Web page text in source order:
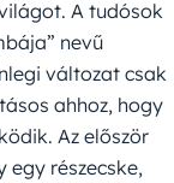
A tudósok
nevű
változat csak
ahhoz, hogy
Az először
egy részecske,